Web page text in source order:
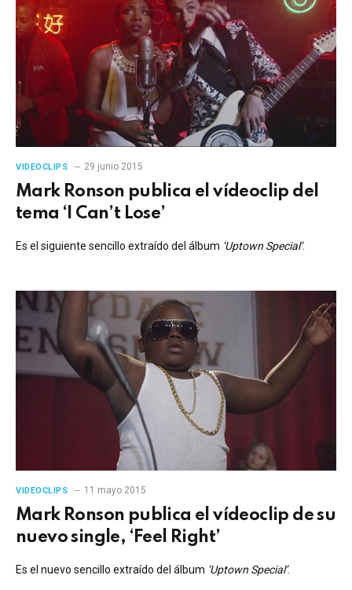
VIDEOCLIPS 29 junio 2015
Mark Ronson publica el vídeoclip del
tema ‘I Can’t Lose’
Es el siguiente sencillo extraído del álbum ‘Uptown Special’.
VIDEOCLIPS 11 mayo 2015
Mark Ronson publica el vídeoclip de su
nuevo single, ‘Feel Right’
Es el nuevo sencillo extraído del álbum ‘Uptown Special’.